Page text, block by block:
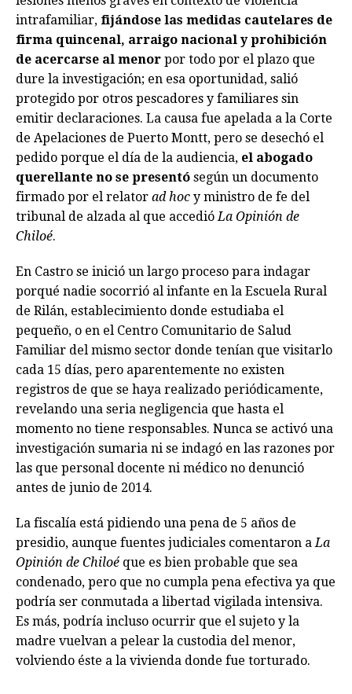
intrafamiliar, fijándose las medidas cautelares de
firma quincenal, arraigo nacional y prohibición
de acercarse al menor por todo por el plazo que
dure la investigación; en esa oportunidad, salió
protegido por otros pescadores y familiares sin
emitir declaraciones. La causa fue apelada a la Corte
de Apelaciones de Puerto Montt, pero se desechó el
pedido porque el día de la audiencia, el abogado
querellante no se presentó según un documento
firmado por el relator ad hoc y ministro de fe del
tribunal de alzada al que accedióLa Opinión de
Chiloé.
En Castro se inició un largo proceso para indagar
porqué nadie socorrió al infante en la Escuela Rural
de Rilán, establecimiento donde estudiaba el
pequeño, o en el Centro Comunitario de Salud
Familiar del mismo sector donde tenían que visitarlo
cada 15 días, pero aparentemente no existen
registros de que se haya realizado periódicamente,
revelando una seria negligencia que hasta el
momento no tiene responsables. Nunca se activó una
investigación sumaria ni se indagó en las razones por
las que personal docente ni médico no denunció
antes de junio de 2014.
La fiscalía está pidiendo una pena de 5 años de
presidio, aunque fuentes judiciales comentaron aLa
Opinión de Chiloé que es bien probable que sea
condenado, pero que no cumpla pena efectiva ya que
podría ser conmutada a libertad vigilada intensiva.
Es más, podría incluso ocurrir que el sujeto y la
madre vuelvan a pelear la custodia del menor,
volviendo éste a la vivienda donde fue torturado.